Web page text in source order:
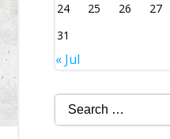
24
25 26 27
31
« Jul
Search
for: